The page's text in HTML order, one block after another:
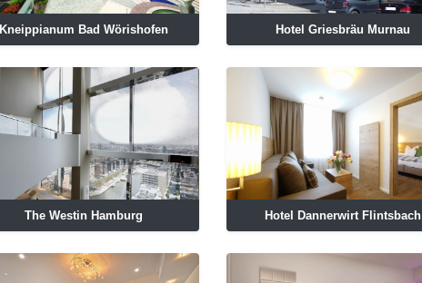
Kneippianum Bad Wörishofen Hotel Griesbräu Murnau
The Westin Hamburg Hotel Dannerwirt Flintsbach